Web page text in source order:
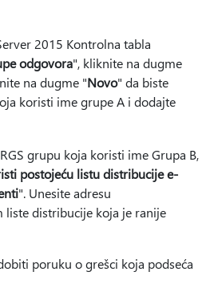
2015 Kontrolna tabla
odgovora", kliknite na dugme
na dugme "Novo" da biste
koristi ime grupe A i dodajte
grupu koja koristi ime Grupa B,
postojeću listu distribucije e-
". Unesite adresu
liste distribucije koja je ranije
poruku o grešci koja podseća